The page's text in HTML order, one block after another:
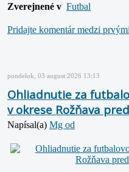
Zverejnené v Futbal
Pridajte komentár medzi
pondelok, 03 august 2026 13:13
Ohliadnutie za
v okrese Rožňava
Napísal(a) Mg od